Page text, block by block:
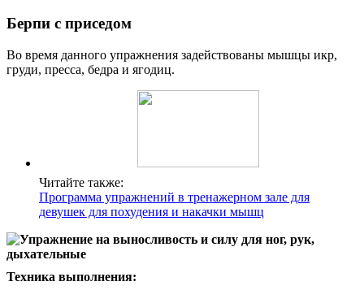
Берпи с приседом
Во время данного упражнения задействованы мышцы икр,
груди, пресса, бедра и ягодиц.
Читайте также:
Программа упражнений в тренажерном зале для
девушек для похудения и накачки мышц
Техника выполнения: